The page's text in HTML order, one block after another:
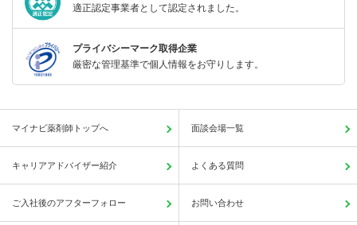
適正認定事業者として認定されました。
プライバシーマーク取得企業
厳密な管理基準で個人情報をお守りします。
マイナビ薬剤師トップへ 面談会場一覧
キャリアアドバイザー紹介 よくある質問
ご入社後のアフターフォロー お問い合わせ